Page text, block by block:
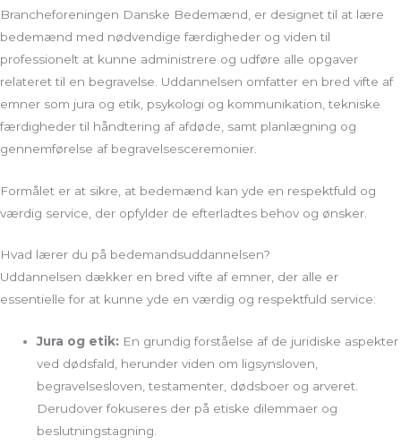
Brancheforeningen Danske Bedemænd, er designet til at lære
bedemænd med nødvendige færdigheder og viden til
professionelt at kunne administrere og udføre alle opgaver
relateret til en begravelse. Uddannelsen omfatter en bred vifte af
emner som jura og etik, psykologi og kommunikation, tekniske
færdigheder til håndtering af afdøde, samt planlægning og
gennemførelse af begravelsesceremonier.
Formålet er at sikre, at bedemænd kan yde en respektfuld og
værdig service, der opfylder de efterladtes behov og ønsker.
Hvad lærer du på bedemandsuddannelsen?
Uddannelsen dækker en bred vifte af emner, der alle er
essentielle for at kunne yde en værdig og respektfuld service:
Jura og etik: En grundig forståelse af de juridiske aspekter
ved dødsfald, herunder viden om ligsynsloven,
begravelsesloven, testamenter, dødsboer og arveret.
Derudover fokuseres der på etiske dilemmaer og
beslutningstagning.